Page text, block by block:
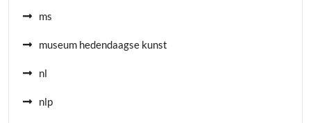
ms
museum hedendaagse kunst
nl
nlp